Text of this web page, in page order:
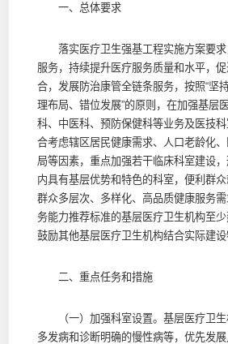
一、总体要求
落实医疗卫生强基工程实施方案要求
服务，持续提升医疗服务质量和水平，
合，发展防治康管全链条服务，按照“坚
理布局、错位发展”的原则，在加强基层
科、中医科、预防保健科等业务及医技
合考虑辖区居民健康需求、人口老龄化
局等因素，重点加强若干临床科室建设
内具有基层优势和特色的科室，便利群
群众多层次、多样化、高品质健康服务
务能力推荐标准的基层医疗卫生机构至少
鼓励其他基层医疗卫生机构结合实际建设
二、重点任务和措施
（一）加强科室设置。基层医疗卫生
多发病和诊断明确的慢性病等，优先发